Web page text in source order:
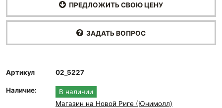
ПРЕДЛОЖИТЬ СВОЮ ЦЕНУ
ЗАДАТЬ ВОПРОС
Артикул 02_5227
Наличие:
В наличии
Магазин на Новой Риге (Юнимолл)